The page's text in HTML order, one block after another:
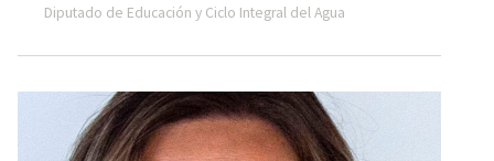
Diputado de Educación y Ciclo Integral del Agua